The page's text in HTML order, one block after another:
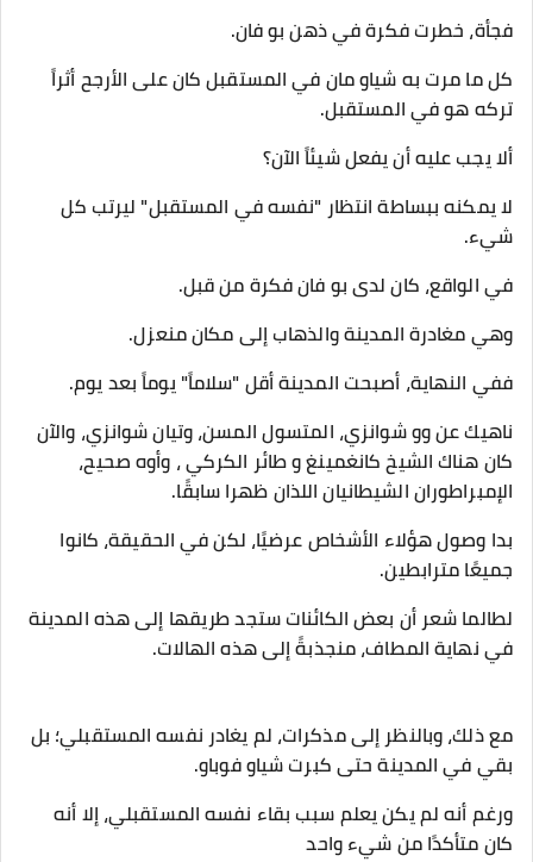
فجأة، خطرت فكرة في ذهن بو فان.
كل ما مرت به شياو مان في المستقبل كان على الأرجح أثراً
تركه هو في المستقبل.
ألا يجب عليه أن يفعل شيئاً الآن؟
لا يمكنه ببساطة انتظار "نفسه في المستقبل" ليرتب كل
شيء.
في الواقع، كان لدى بو فان فكرة من قبل.
وهي مغادرة المدينة والذهاب إلى مكان منعزل.
ففي النهاية، أصبحت المدينة أقل "سلاماً" يوماً بعد يوم.
ناهيك عن وو شوانزي، المتسول المسن، وتيان شوانزي، والآن
كان هناك الشيخ كانغمينغ و طائر الكركي ، وأوه صحيح،
الإمبراطوران الشيطانيان اللذان ظهرا سابقًا.
بدا وصول هؤلاء الأشخاص عرضيًا، لكن في الحقيقة، كانوا
جميعًا مترابطين.
لطالما شعر أن بعض الكائنات ستجد طريقها إلى هذه المدينة
في نهاية المطاف، منجذبةً إلى هذه الهالات.
مع ذلك، وبالنظر إلى مذكرات، لم يغادر نفسه المستقبلي؛ بل
بقي في المدينة حتى كبرت شياو فوباو.
ورغم أنه لم يكن يعلم سبب بقاء نفسه المستقبلي، إلا أنه
كان متأكدًا من شيء واحد